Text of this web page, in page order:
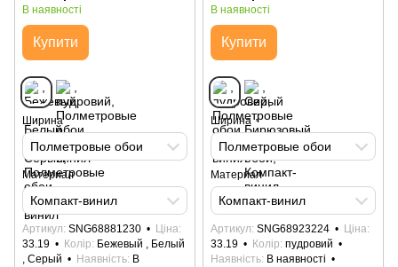
В наявності
Купити
Ширина
Полметровые обои
Материал
Компакт-винил
Артикул SNG68881230
Ціна
33.19
Колір
Бежевый , Белый
, Серый
Наявність В
В наявності
Купити
Ширина
Полметровые обои
Материал
Компакт-винил
Артикул SNG68923224
Ціна
33.19
Колір пудровий
Наявність В наявності